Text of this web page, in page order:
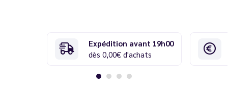
Expédition avant 19h00
dès 0,00€ d'achats